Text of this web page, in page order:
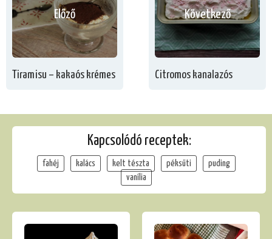
Előző
Tiramisu – kakaós krémes
Következő
Citromos kanalazós
Kapcsolódó receptek:
fahéj kalács kelt tészta péksüti
puding
vanília